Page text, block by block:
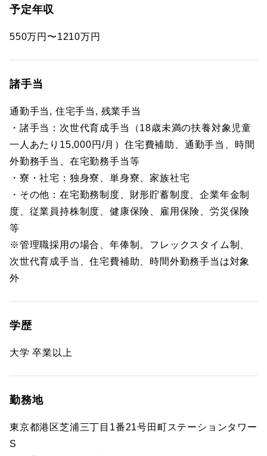
予定年収
550万円〜1210万円
諸手当
通勤手当, 住宅手当, 残業手当
・諸手当：次世代育成手当（18歳未満の扶養対象児童
一人あたり15,000円/月）住宅費補助、通勤手当、時間
外勤務手当、在宅勤務手当等
・寮・社宅：独身寮、単身寮、家族社宅
・その他：在宅勤務制度、財形貯蓄制度、企業年金制
度、従業員持株制度、健康保険、雇用保険、労災保険
等
※管理職採用の場合、年俸制。フレックスタイム制、
次世代育成手当、住宅費補助、時間外勤務手当は対象
外
学歴
大学 卒業以上
勤務地
東京都港区芝浦三丁目1番21号田町ステーションタワー
S